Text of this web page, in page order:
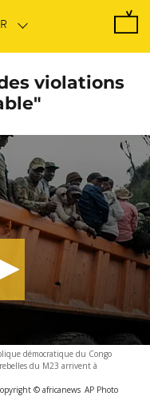
violations
démocratique du Congo
du M23 arrivent à
© africanews AP Photo